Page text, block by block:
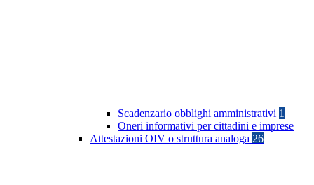
Scadenzario obblighi amministrativi 1
Oneri informativi per cittadini e imprese
Attestazioni OIV o struttura analoga 26